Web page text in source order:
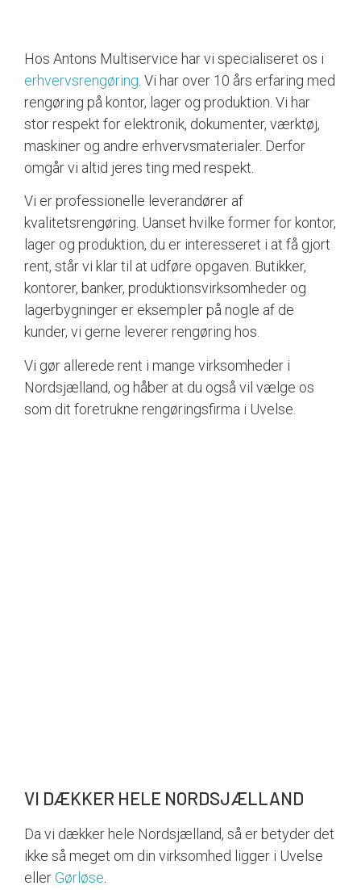
Hos Antons Multiservice har vi specialiseret os i
erhvervsrengøring . Vi har over 10 års erfaring med
rengøring på kontor, lager og produktion. Vi har
stor respekt for elektronik, dokumenter, værktøj,
maskiner og andre erhvervsmaterialer. Derfor
omgår vi altid jeres ting med respekt.
Vi er professionelle leverandører af
kvalitetsrengøring. Uanset hvilke former for kontor,
lager og produktion, du er interesseret i at få gjort
rent, står vi klar til at udføre opgaven. Butikker,
kontorer, banker, produktionsvirksomheder og
lagerbygninger er eksempler på nogle af de
kunder, vi gerne leverer rengøring hos.
Vi gør allerede rent i mange virksomheder i
Nordsjælland, og håber at du også vil vælge os
som dit foretrukne rengøringsfirma i Uvelse.
VI DÆKKER HELE NORDSJÆLLAND
Da vi dækker hele Nordsjælland, så er betyder det
ikke så meget om din virksomhed ligger i Uvelse
ellerGørløse